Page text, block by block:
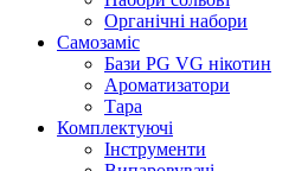
Органічні набори
Самозаміс
Бази PG VG нікотин
Ароматизатори
Тара
Комплектуючі
Інструменти